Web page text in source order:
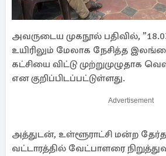
அவருடைய முகநூல் பதிவில்,
உயிரிலும் மேலாக நேசித்த
கட்சியை விட்டு முற்றுமுழுதாக
என குறிப்பிடப்பட்டுள்ளது.
Advertisement
அத்துடன், உள்ளூராட்சி மன்ற
வட்டாரத்தில் வேட்பாளரை